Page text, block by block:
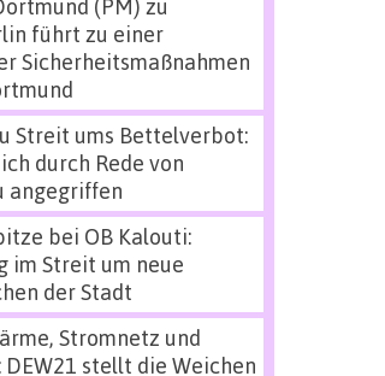
(PM) zu
führt zu einer
Sicherheitsmaßnahmen
Streit ums Bettelverbot:
durch Rede von
angegriffen
bei OB Kalouti:
im Streit um neue
der Stadt
Stromnetz und
stellt die Weichen